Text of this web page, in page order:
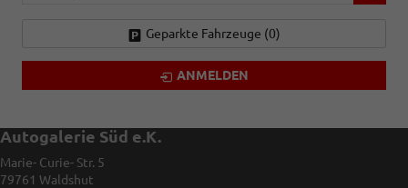
Geparkte Fahrzeuge (0)
ANMELDEN
Autogalerie Süd e.K.
Marie- Curie- Str. 5
79761 Waldshut